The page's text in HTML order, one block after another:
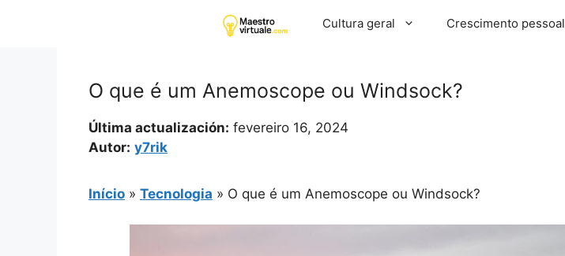
Cultura geral Crescimento pessoal
O que é um Anemoscope ou Windsock?
Última actualización: fevereiro 16, 2024
Autor: y7rik
Início » Tecnologia » O que é um Anemoscope ou Windsock?